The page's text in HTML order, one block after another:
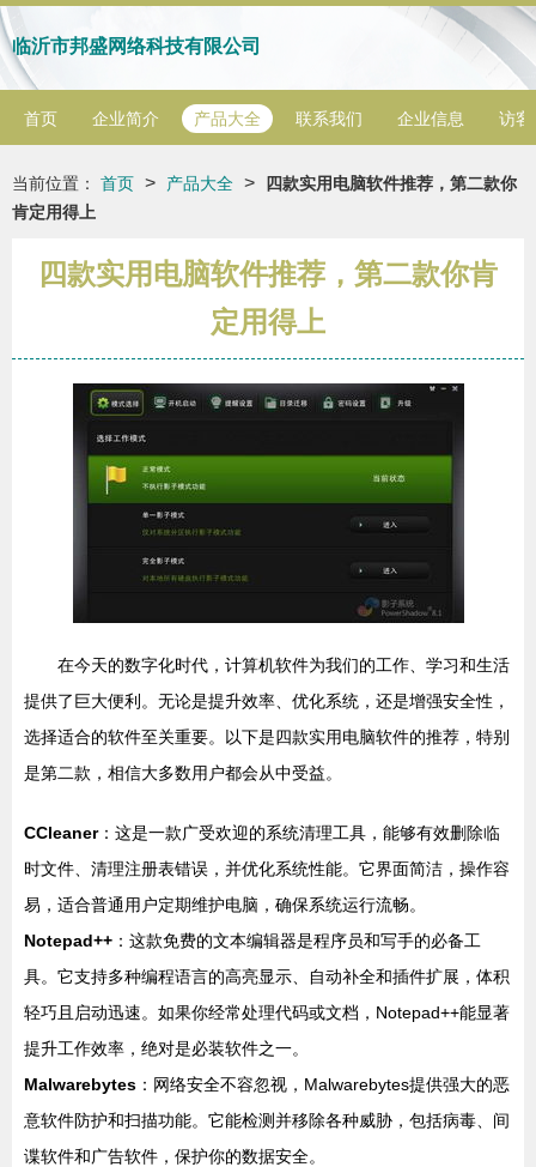
临沂市邦盛网络科技有限公司
首页 企业简介 产品大全 联系我们 企业信息 访客
当前位置： 首页 > 产品大全 >
四款实用电脑软件推荐，第二款你
肯定用得上
四款实用电脑软件推荐，第二款你肯
定用得上
在今天的数字化时代，计算机软件为我们的工作、学习和生活
提供了巨大便利。无论是提升效率、优化系统，还是增强安全性，
选择适合的软件至关重要。以下是四款实用电脑软件的推荐，特别
是第二款，相信大多数用户都会从中受益。
CCleaner：这是一款广受欢迎的系统清理工具，能够有效删除临
时文件、清理注册表错误，并优化系统性能。它界面简洁，操作容
易，适合普通用户定期维护电脑，确保系统运行流畅。
Notepad++ ：这款免费的文本编辑器是程序员和写手的必备工
具。它支持多种编程语言的高亮显示、自动补全和插件扩展，体积
轻巧且启动迅速。如果你经常处理代码或文档，Notepad++能显著
提升工作效率，绝对是必装软件之一。
Malwarebytes ：网络安全不容忽视，Malwarebytes提供强大的恶
意软件防护和扫描功能。它能检测并移除各种威胁，包括病毒、间
谍软件和广告软件，保护你的数据安全。